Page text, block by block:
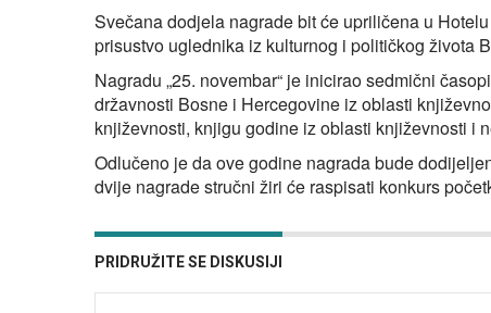
Svečana dodjela nagrade bit će upriličena u
prisustvo uglednika iz kulturnog i političkog života
Nagradu „25. novembar“ je inicirao sedmični
državnosti Bosne i Hercegovine iz oblasti
književnosti, knjigu godine iz oblasti književnosti i
Odlučeno je da ove godine nagrada bude
dvije nagrade stručni žiri će raspisati konkurs
PRIDRUŽITE SE DISKUSIJI